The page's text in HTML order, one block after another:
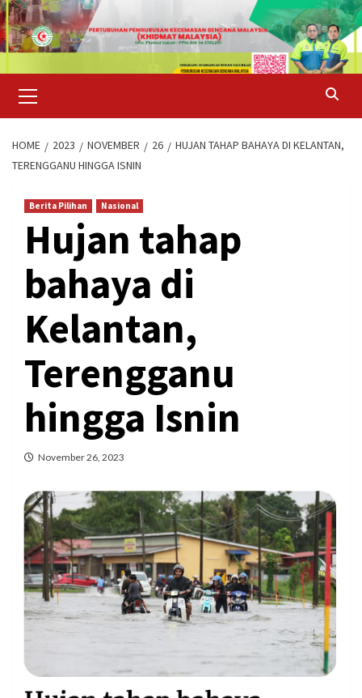
Skip
to
content
Menu
HOME 2023 NOVEMBER 26
HUJAN TAHAP BAHAYA DI KELANTAN,
TERENGGANU HINGGA ISNIN
Berita Pilihan Nasional
Hujan tahap
bahaya di
Kelantan,
Terengganu
hingga Isnin
November 26, 2023